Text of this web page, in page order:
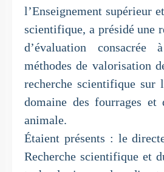
l’Enseignement supérieur
scientifique, a présidé une
d’évaluation consacrée
méthodes de valorisation
recherche scientifique sur
domaine des fourrages et
animale.
Étaient présents : le
Recherche scientifique et